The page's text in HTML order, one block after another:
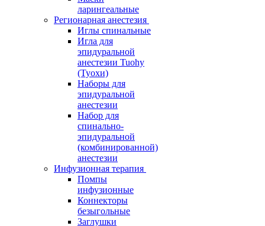
ларингеальные
Регионарная анестезия
Иглы спинальные
Игла для
эпидуральной
анестезии Tuohy
(Туохи)
Наборы для
эпидуральной
анестезии
Набор для
спинально-
эпидуральной
(комбинированной)
анестезии
Инфузионная терапия
Помпы
инфузионные
Коннекторы
безыгольные
Заглушки